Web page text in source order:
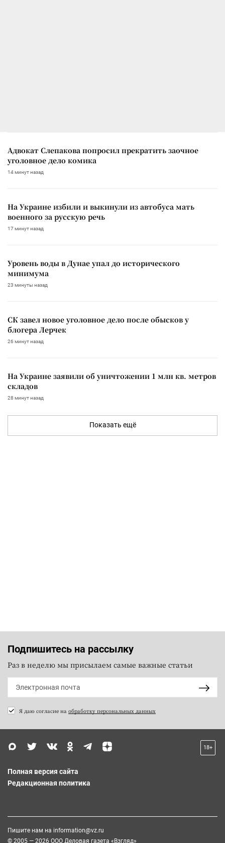
Адвокат Слепакова попросил прекратить заочное
уголовное дело комика
14 минут назад
На Украине избили и выкинули из автобуса мать
военного за русскую речь
17 минут назад
Уровень воды в Дунае упал до исторического
минимума
23 минуты назад
СК завел новое уголовное дело после обысков у
блогера Лерчек
26 минут назад
На Украине заявили об уничтожении 1 млн кв. метров
складов
28 минут назад
Показать ещё
Подпишитесь на рассылку
Раз в неделю мы присылаем самые важные статьи
Я даю согласие на обработку персональных данных
18+
Полная версия сайта
Редакционная политика
Пишите нам на information@vz.ru
© 2005 — 2026 ООО Деловая газета «Взгляд»